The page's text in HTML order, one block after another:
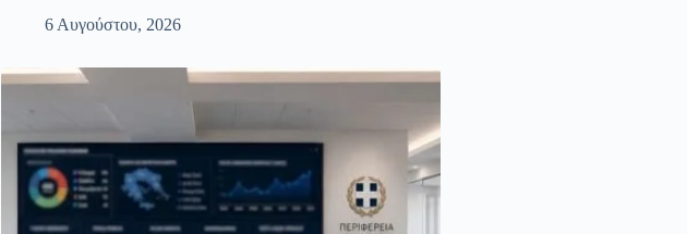
6 Αυγούστου, 2026